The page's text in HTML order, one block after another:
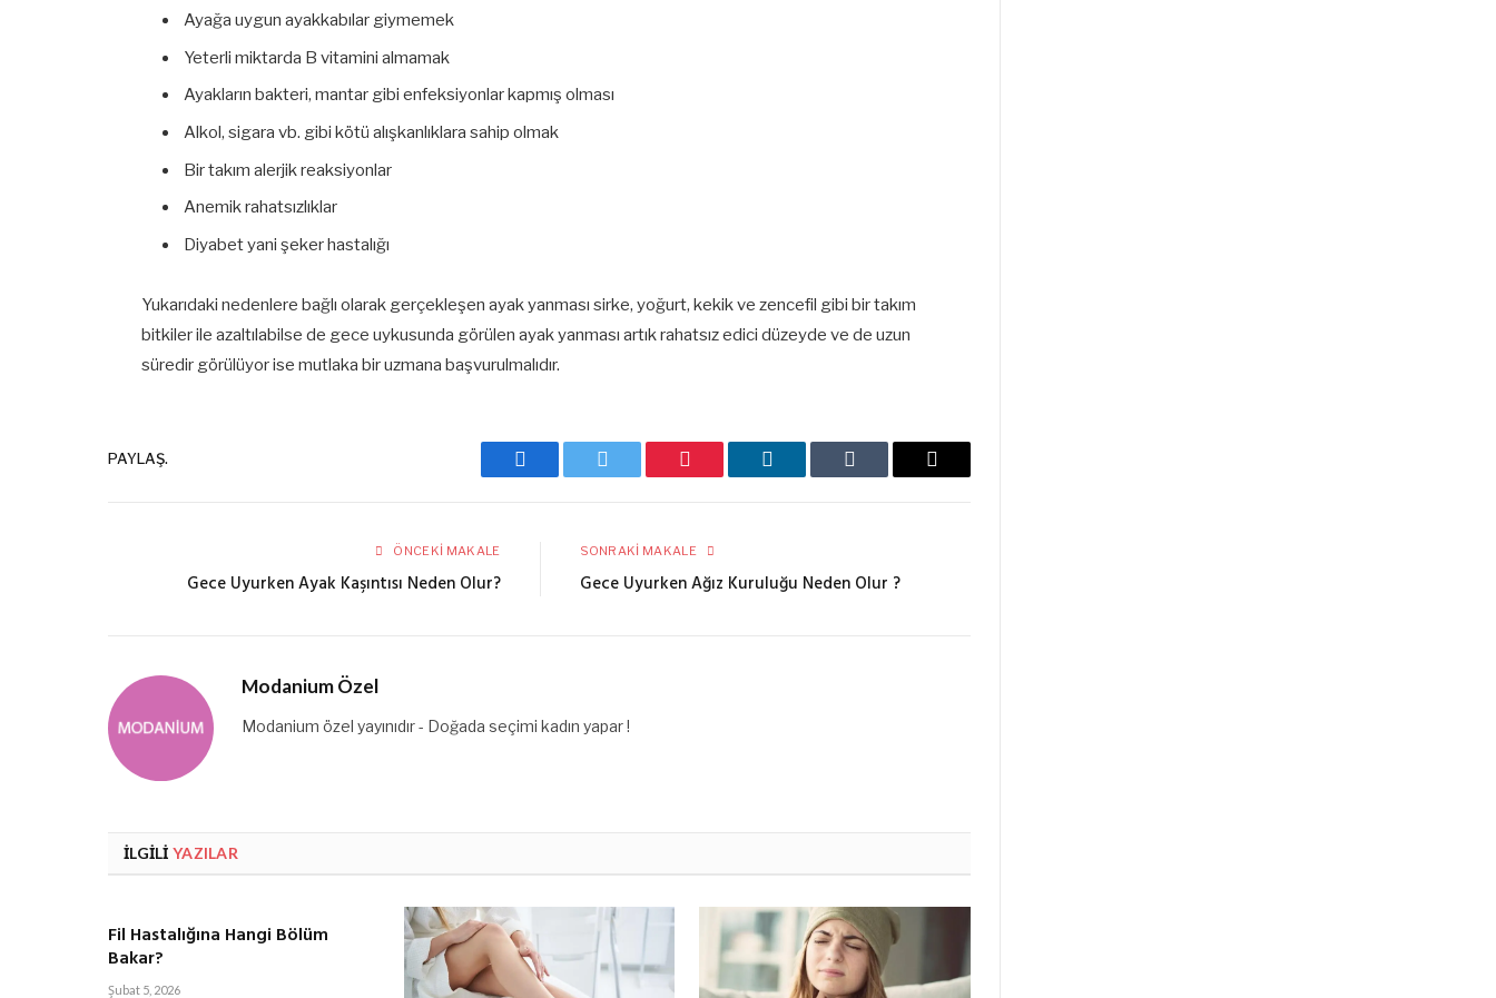
Ayağa uygun ayakkabılar giymemek
Yeterli miktarda B vitamini almamak
Ayakların bakteri, mantar gibi enfeksiyonlar kapmış olması
Alkol, sigara vb. gibi kötü alışkanlıklara sahip olmak
Bir takım alerjik reaksiyonlar
Anemik rahatsızlıklar
Diyabet yani şeker hastalığı
Yukarıdaki nedenlere bağlı olarak gerçekleşen ayak yanması sirke, yoğurt, kekik ve zencefil gibi bir takım
bitkiler ile azaltılabilse de gece uykusunda görülen ayak yanması artık rahatsız edici düzeyde ve de uzun
süredir görülüyor ise mutlaka bir uzmana başvurulmalıdır.
PAYLAŞ.
Facebook Twitter Pinterest LinkedIn Tumblr
E-
ÖNCEKI MAKALE
Gece Uyurken Ayak Kaşıntısı Neden Olur?
SONRAKI MAKALE
Gece Uyurken Ağız Kuruluğu Neden Olur ?
Modanium Özel
Modanium özel yayınıdır - Doğada seçimi kadın yapar !
İLGILI YAZILAR
Fil Hastalığına Hangi Bölüm
Bakar?
Şubat 5, 2026